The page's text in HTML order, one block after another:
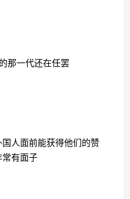
那一代还在任罢
人面前能获得他们的赞
常有面子